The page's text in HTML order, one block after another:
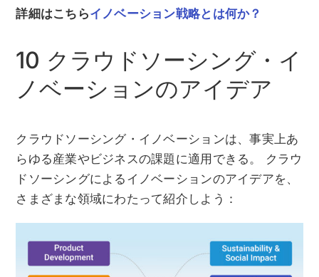
詳細はこちらイノベーション戦略とは何か？
10 クラウドソーシング・イ
ノベーションのアイデア
クラウドソーシング・イノベーションは、事実上あ
らゆる産業やビジネスの課題に適用できる。 クラウ
ドソーシングによるイノベーションのアイデアを、
さまざまな領域にわたって紹介しよう：